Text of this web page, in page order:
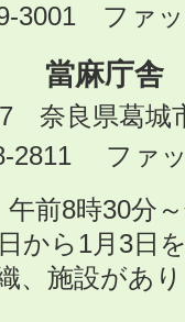
3001 ファ
當麻庁舎
奈良県葛城
2811 ファ
午前8時30分
から1月3日
、施設があ